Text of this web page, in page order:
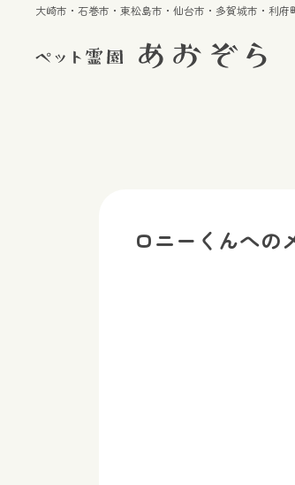
大崎市・石巻市・東松島市・仙台市・多賀城市・利
ロニーくんへの